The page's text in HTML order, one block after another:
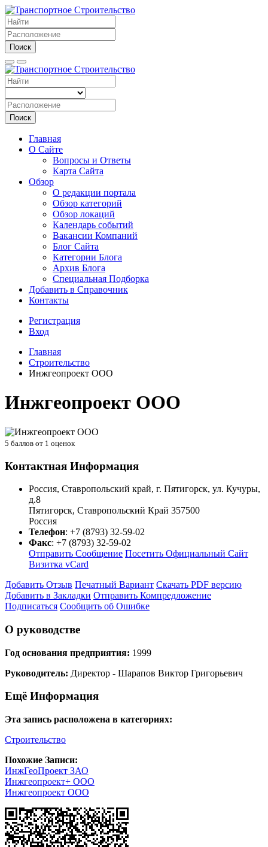
Поиск
Поиск
Главная
О Сайте
Вопросы и Ответы
Карта Сайта
Обзор
О редакции портала
Обзор категорий
Обзор локаций
Календарь событий
Вакансии Компаний
Блог Сайта
Категории Блога
Архив Блога
Специальная Подборка
Добавить в Справочник
Контакты
Регистрация
Вход
Главная
Строительство
Инжгеопроект ООО
Инжгеопроект ООО
5 баллов от 1 оценок
Контактная Информация
Россия, Ставропольский край, г. Пятигорск, ул. Кучуры,
д.8
Пятигорск, Ставропольский Край 357500
Россия
Телефон: +7 (8793) 32-59-02
Факс: +7 (8793) 32-59-02
Отправить Сообщение Посетить Официальный Сайт
Визитка vCard
Добавить Отзыв Печатный Вариант Скачать PDF версию
Добавить в Закладки Отправить Компредложение
Подписаться Сообщить об Ошибке
О руководстве
Год основания предприятия: 1999
Руководитель: Директор - Шарапов Виктор Григорьевич
Ещё Информация
Эта запись расположена в категориях:
Строительство
Похожие Записи:
ИнжГеоПроект ЗАО
Инжгеопроект+ ООО
Инжгеопроект ООО